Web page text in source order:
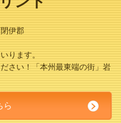
伊郡
ります。
さい！「本州最東端の街」岩
ら